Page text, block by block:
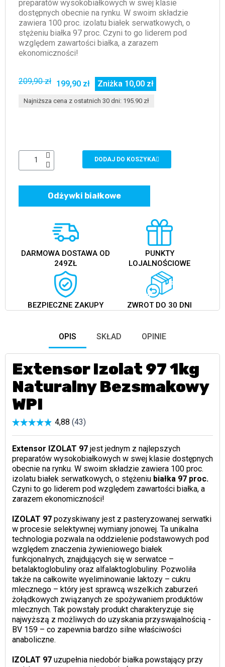
preparatów wysokobiałkowych w swej klasie
dostępnych obecnie na rynku. W swoim składzie
zawiera 100 proc. izolatu białek serwatkowych, o
stężeniu białka 97 proc. Czyni to go liderem pod
względem zawartości białka, a zarazem
ekonomiczności!
209,90 zł 199,90 zł Zniżka 10,00 zł
Najniższa cena z ostatnich 30 dni: 195.90 zł
DODAJ DO KOSZYKA
Odżywki białkowe
DARMOWA DOSTAWA OD
249ZŁ
PUNKTY
LOJALNOŚCIOWE
BEZPIECZNE ZAKUPY ZWROT DO 30 DNI
OPIS SKŁAD OPINIE
Extensor Izolat 97 1kg
Naturalny Bezsmakowy
WPI
Extensor IZOLAT 97jest jednym z najlepszych
preparatów wysokobiałkowych w swej klasie dostępnych
obecnie na rynku. W swoim składzie zawiera 100 proc.
izolatu białek serwatkowych, o stężeniu białka 97 proc.
Czyni to go liderem pod względem zawartości białka, a
zarazem ekonomiczności!
IZOLAT 97pozyskiwany jest z pasteryzowanej serwatki
w procesie selektywnej wymiany jonowej. Ta unikalna
technologia pozwala na oddzielenie podstawowych pod
względem znaczenia żywieniowego białek
funkcjonalnych, znajdujących się w serwatce –
betalaktoglobuliny oraz alfalaktoglobuliny. Pozwoliła
także na całkowite wyeliminowanie laktozy – cukru
mlecznego – który jest sprawcą wszelkich zaburzeń
żołądkowych związanych ze spożywaniem produktów
mlecznych. Tak powstały produkt charakteryzuje się
najwyższą z możliwych do uzyskania przyswajalnością -
BV 159 – co zapewnia bardzo silne właściwości
anaboliczne.
IZOLAT 97uzupełnia niedobór białka powstający przy